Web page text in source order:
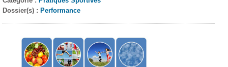
Dossier(s) : Performance